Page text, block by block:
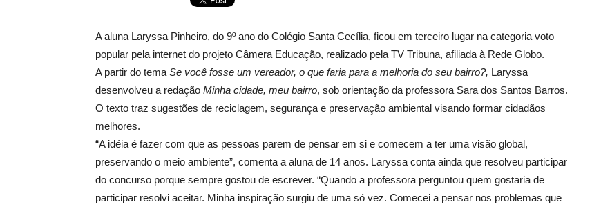
A aluna Laryssa Pinheiro, do 9º ano do Colégio Santa Cecília, ficou em terceiro lugar na categoria voto
popular pela internet do projeto Câmera Educação, realizado pela TV Tribuna, afiliada à Rede Globo.
A partir do tema Se você fosse um vereador, o que faria para a melhoria do seu bairro?, Laryssa
desenvolveu a redação Minha cidade, meu bairro, sob orientação da professora Sara dos Santos Barros.
O texto traz sugestões de reciclagem, segurança e preservação ambiental visando formar cidadãos
melhores.
“A idéia é fazer com que as pessoas parem de pensar em si e comecem a ter uma visão global,
preservando o meio ambiente”, comenta a aluna de 14 anos. Laryssa conta ainda que resolveu participar
do concurso porque sempre gostou de escrever. “Quando a professora perguntou quem gostaria de
participar resolvi aceitar. Minha inspiração surgiu de uma só vez. Comecei a pensar nos problemas que